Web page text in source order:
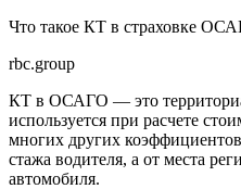
Что такое КТ в страховке
rbc.group
КТ в ОСАГО — это
используется при расчете
многих других
стажа водителя, а от места
автомобиля.